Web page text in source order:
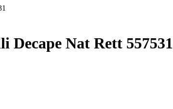
Decape Nat Rett 557531